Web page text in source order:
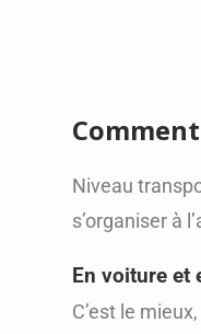
Niveau
s’organiser à
En voiture et
C’est le